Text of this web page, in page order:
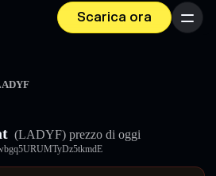
Scarica ora Menu
(LADYF) prezzo di oggi